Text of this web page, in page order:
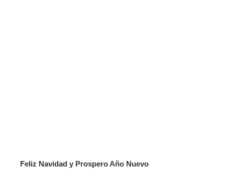
Feliz Navidad y Prospero Año Nuevo